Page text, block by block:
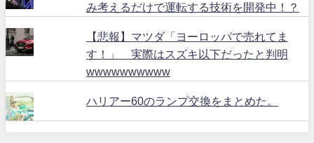
み考えるだけで運転する技術を開発中！？
【悲報】マツダ「ヨーロッパで売れてま
す！」 実際はスズキ以下だったと判明
wwwwwwwwww
ハリアー60のランプ交換をまとめた。